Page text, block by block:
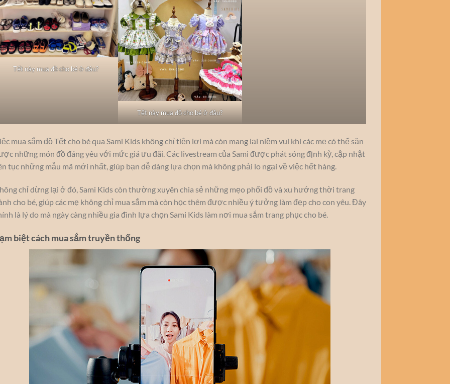
Tết này mua đồ cho bé ở đâu?
Tết này mua đồ cho bé ở đâu?
mua sắm đồ Tết cho bé qua Sami Kids không chỉ tiện lợi mà còn mang lại niềm vui khi các mẹ có thể săn
những món đồ đáng yêu với mức giá ưu đãi. Các livestream của Sami được phát sóng định kỳ, cập nhật
tục những mẫu mã mới nhất, giúp bạn dễ dàng lựa chọn mà không phải lo ngại về việc hết hàng.
chỉ dừng lại ở đó, Sami Kids còn thường xuyên chia sẻ những mẹo phối đồ và xu hướng thời trang
cho bé, giúp các mẹ không chỉ mua sắm mà còn học thêm được nhiều ý tưởng làm đẹp cho con yêu. Đây
là lý do mà ngày càng nhiều gia đình lựa chọn Sami Kids làm nơi mua sắm trang phục cho bé.
biệt cách mua sắm truyền thống